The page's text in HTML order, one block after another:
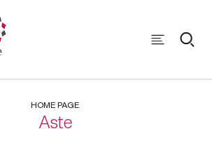
HOME PAGE
Aste